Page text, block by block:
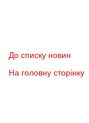
До списку новин
На головну сторінку